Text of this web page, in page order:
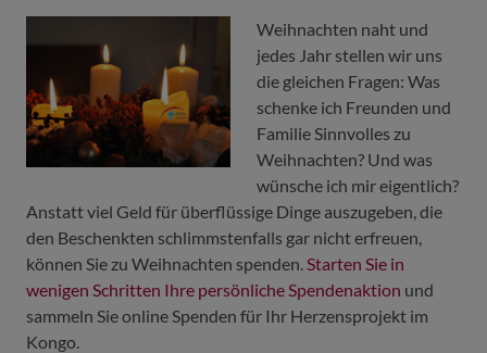
Weihnachten naht und
jedes Jahr stellen wir uns
die gleichen Fragen: Was
schenke ich Freunden und
Familie Sinnvolles zu
Weihnachten? Und was
wünsche ich mir eigentlich?
Anstatt viel Geld für überflüssige Dinge auszugeben, die
den Beschenkten schlimmstenfalls gar nicht erfreuen,
können Sie zu Weihnachten spenden. Starten Sie in
wenigen Schritten Ihre persönliche Spendenaktion und
sammeln Sie online Spenden für Ihr Herzensprojekt im
Kongo.